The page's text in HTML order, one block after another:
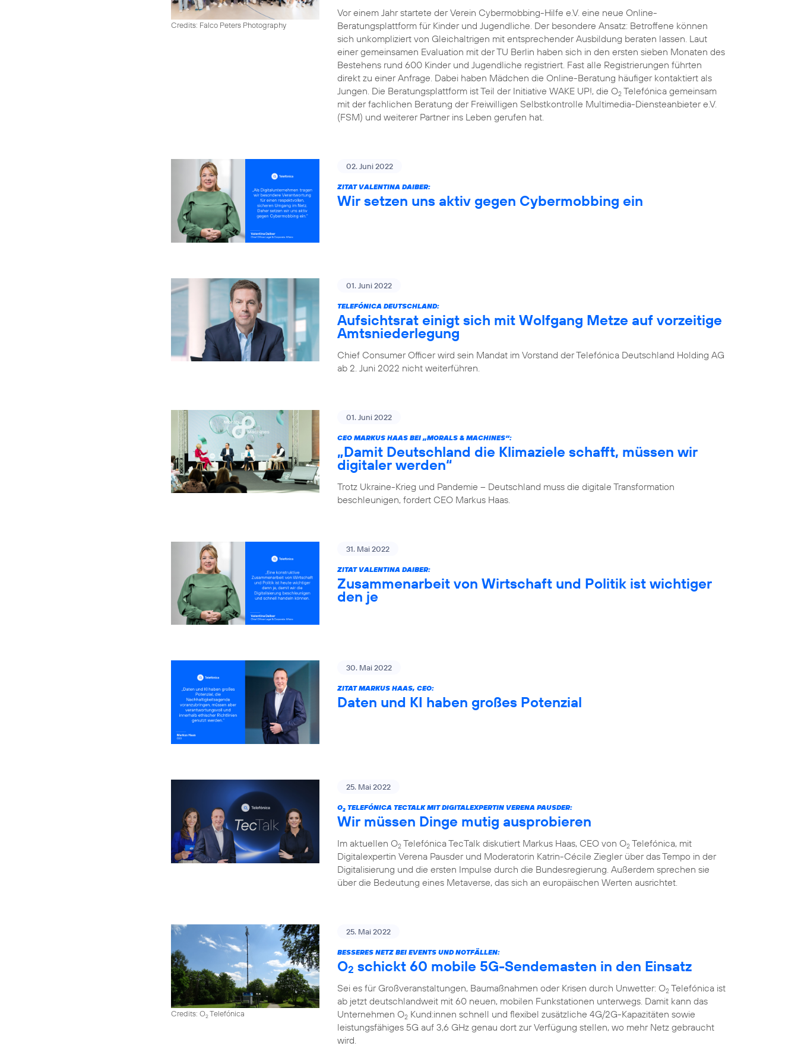
Credits: Falco Peters Photography
Vor einem Jahr startete der Verein Cybermobbing-Hilfe e.V. eine neue Online-
Beratungsplattform für Kinder und Jugendliche. Der besondere Ansatz: Betroffene können
sich unkompliziert von Gleichaltrigen mit entsprechender Ausbildung beraten lassen. Laut
einer gemeinsamen Evaluation mit der TU Berlin haben sich in den ersten sieben Monaten des
Bestehens rund 600 Kinder und Jugendliche registriert. Fast alle Registrierungen führten
direkt zu einer Anfrage. Dabei haben Mädchen die Online-Beratung häufiger kontaktiert als
Jungen. Die Beratungsplattform ist Teil der Initiative WAKE UP!, die O2 Telefónica gemeinsam
mit der fachlichen Beratung der Freiwilligen Selbstkontrolle Multimedia-Diensteanbieter e.V.
(FSM) und weiterer Partner ins Leben gerufen hat.
02. Juni 2022
ZITAT VALENTINA DAIBER:
Wir setzen uns aktiv gegen Cybermobbing ein
01. Juni 2022
TELEFÓNICA DEUTSCHLAND:
Aufsichtsrat einigt sich mit Wolfgang Metze auf vorzeitige
Amtsniederlegung
Chief Consumer Officer wird sein Mandat im Vorstand der Telefónica Deutschland Holding AG
ab 2. Juni 2022 nicht weiterführen.
01. Juni 2022
CEO MARKUS HAAS BEI „MORALS & MACHINES“:
„Damit Deutschland die Klimaziele schafft, müssen wir
digitaler werden“
Trotz Ukraine-Krieg und Pandemie – Deutschland muss die digitale Transformation
beschleunigen, fordert CEO Markus Haas.
31. Mai 2022
ZITAT VALENTINA DAIBER:
Zusammenarbeit von Wirtschaft und Politik ist wichtiger
den je
30. Mai 2022
ZITAT MARKUS HAAS, CEO:
Daten und KI haben großes Potenzial
25. Mai 2022
O2 TELEFÓNICA TECTALK MIT DIGITALEXPERTIN VERENA PAUSDER:
Wir müssen Dinge mutig ausprobieren
Im aktuellen O2 Telefónica TecTalk diskutiert Markus Haas, CEO von O2 Telefónica, mit
Digitalexpertin Verena Pausder und Moderatorin Katrin-Cécile Ziegler über das Tempo in der
Digitalisierung und die ersten Impulse durch die Bundesregierung. Außerdem sprechen sie
über die Bedeutung eines Metaverse, das sich an europäischen Werten ausrichtet.
Credits: O2Telefónica
25. Mai 2022
BESSERES NETZ BEI EVENTS UND NOTFÄLLEN:
O2 schickt 60 mobile 5G-Sendemasten in den Einsatz
Sei es für Großveranstaltungen, Baumaßnahmen oder Krisen durch Unwetter: O2 Telefónica ist
ab jetzt deutschlandweit mit 60 neuen, mobilen Funkstationen unterwegs. Damit kann das
Unternehmen O2 Kund:innen schnell und flexibel zusätzliche 4G/2G-Kapazitäten sowie
leistungsfähiges 5G auf 3,6 GHz genau dort zur Verfügung stellen, wo mehr Netz gebraucht
wird.